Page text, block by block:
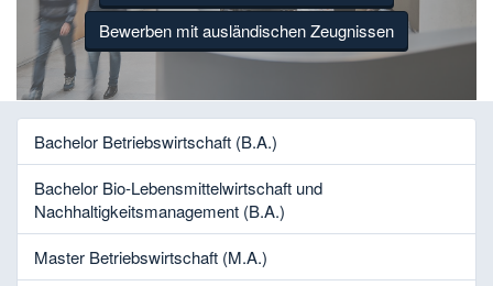
Bewerben mit ausländischen Zeugnissen
Bachelor Betriebswirtschaft (B.A.)
Bachelor Bio-Lebensmittelwirtschaft und
Nachhaltigkeitsmanagement (B.A.)
Master Betriebswirtschaft (M.A.)